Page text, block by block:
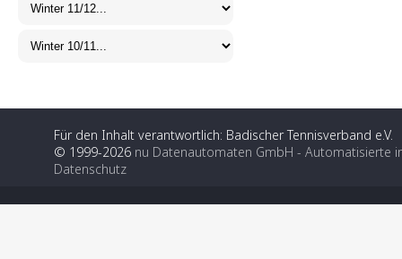
Für den Inhalt verantwortlich: Badischer Tennisverband e.V.
© 1999-2026 nu Datenautomaten GmbH - Automatisierte
Datenschutz